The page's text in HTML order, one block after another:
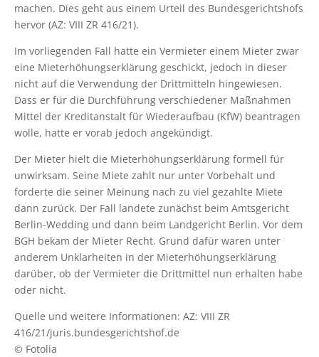
machen. Dies geht aus einem Urteil des Bundesgerichtshofs
hervor (AZ: VIII ZR 416/21).
Im vorliegenden Fall hatte ein Vermieter einem Mieter zwar
eine Mieterhöhungserklärung geschickt, jedoch in dieser
nicht auf die Verwendung der Drittmitteln hingewiesen.
Dass er für die Durchführung verschiedener Maßnahmen
Mittel der Kreditanstalt für Wiederaufbau (KfW) beantragen
wolle, hatte er vorab jedoch angekündigt.
Der Mieter hielt die Mieterhöhungserklärung formell für
unwirksam. Seine Miete zahlt nur unter Vorbehalt und
forderte die seiner Meinung nach zu viel gezahlte Miete
dann zurück. Der Fall landete zunächst beim Amtsgericht
Berlin-Wedding und dann beim Landgericht Berlin. Vor dem
BGH bekam der Mieter Recht. Grund dafür waren unter
anderem Unklarheiten in der Mieterhöhungserklärung
darüber, ob der Vermieter die Drittmittel nun erhalten habe
oder nicht.
Quelle und weitere Informationen: AZ: VIII ZR
416/21/juris.bundesgerichtshof.de
© Fotolia